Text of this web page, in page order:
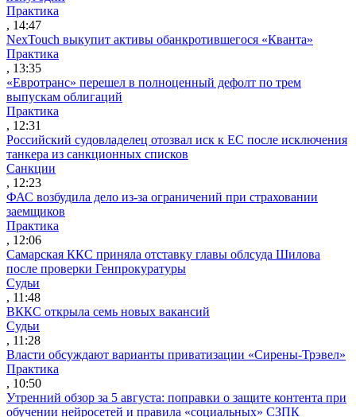
Практика
, 14:47
NexTouch выкупит активы обанкротившегося «Кванта»
Практика
, 13:35
«Евротранс» перешел в полноценный дефолт по трем
выпускам облигаций
Практика
, 12:31
Российский судовладелец отозвал иск к ЕС после исключения
танкера из санкционных списков
Санкции
, 12:23
ФАС возбудила дело из-за ограничений при страховании
заемщиков
Практика
, 12:06
Самарская ККС приняла отставку главы облсуда Шилова
после проверки Генпрокуратуры
Судьи
, 11:48
ВККС открыла семь новых вакансий
Судьи
, 11:28
Власти обсуждают варианты приватизации «Сирены-Трэвел»
Практика
, 10:50
Утренний обзор за 5 августа: поправки о защите контента при
обучении нейросетей и правила «социальных» СЗПК